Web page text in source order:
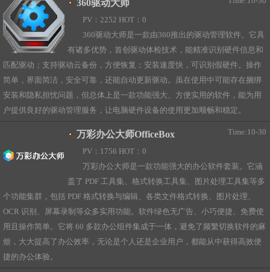
360驱动大师
PV：2252 HOT：0
360驱动大师是一款由360推出的驱动管理软件。它具
有诸多优势，首创驱动体检技术，能精准识别硬件信息和
匹配驱动；支持驱动云备份，方便恢复；安装速度快，可识别假硬件。操作
简单，界面简洁，安全可靠，还能自动更新驱动。虽在使用中可能存在捆绑
安装和隐私担忧问题，但总体上是一款功能强大、方便实用的软件，能为用
户提供良好的驱动管理服务，让电脑硬件设备的使用更加顺畅和稳定。
万彩办公大师OfficeBox Time:10-30
PV：1756 HOT：0
万彩办公大师是一款功能强大的办公软件套装。它涵
盖了 PDF 工具集、格式转换工具集、图片处理工具集等多
个功能集群，包括 PDF 格式转换与编辑、各类文件格式转换、图片处理、
OCR 识别、屏幕录制等众多实用功能。软件绿色无广告、小巧便捷、免费使
用且操作简单。它将 60 多款办公组件集成于一体，避免了频繁切换软件的麻
烦，大大提高了办公效率，无论是个人还是企业用户，都能从中获得高效便
捷的办公体验。